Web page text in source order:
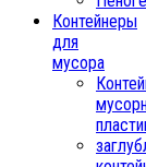
Контейнеры
для
мусора